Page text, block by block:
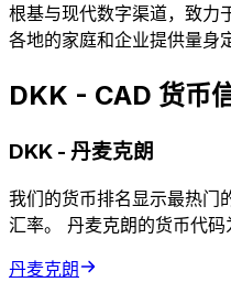
根基与现代数字渠道，致力
各地的家庭和企业提供量身
DKK - CAD 货币
DKK - 丹麦克朗
我们的货币排名显示最热
汇率。 丹麦克朗的货币代
丹麦克朗